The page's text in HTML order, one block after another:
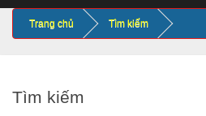
Trang chủ Tìm kiếm
Tìm kiếm